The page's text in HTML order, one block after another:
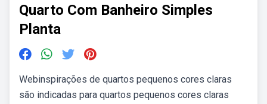
Quarto Com Banheiro Simples
Planta
Webinspirações de quartos pequenos cores claras
são indicadas para quartos pequenos cores claras